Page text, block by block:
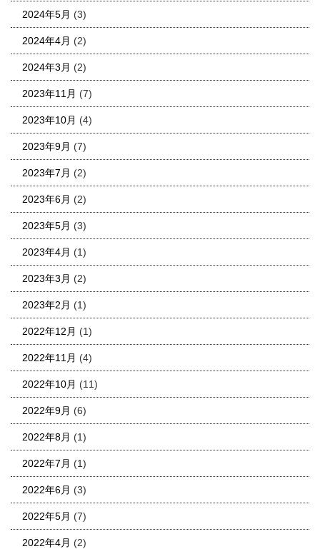
2024年5月 (3)
2024年4月 (2)
2024年3月 (2)
2023年11月 (7)
2023年10月 (4)
2023年9月 (7)
2023年7月 (2)
2023年6月 (2)
2023年5月 (3)
2023年4月 (1)
2023年3月 (2)
2023年2月 (1)
2022年12月 (1)
2022年11月 (4)
2022年10月 (11)
2022年9月 (6)
2022年8月 (1)
2022年7月 (1)
2022年6月 (3)
2022年5月 (7)
2022年4月 (2)